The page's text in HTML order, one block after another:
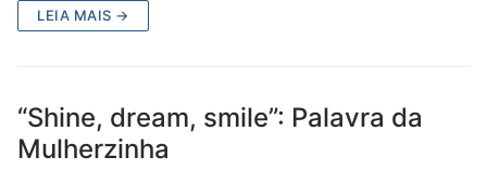
LEIA MAIS →
“Shine, dream, smile”: Palavra da
Mulherzinha